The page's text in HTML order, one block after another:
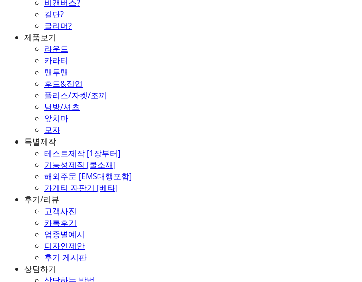
비캔버스?
길단?
글리머?
제품보기
라운드
카라티
맨투맨
후드&집업
플리스/자켓/조끼
남방/셔츠
앞치마
모자
특별제작
테스트제작 [1장부터]
기능성제작 [쿨소재]
해외주문 [EMS대행포함]
가게티 자판기 [베타]
후기/리뷰
고객사진
카톡후기
업종별예시
디자인제안
후기 게시판
상담하기